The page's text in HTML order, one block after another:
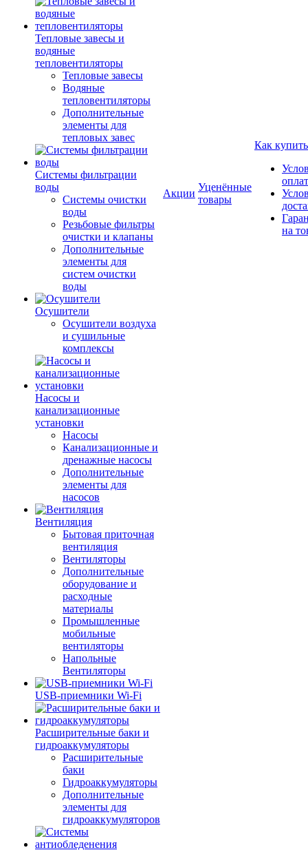
Тепловые завесы и
водяные
тепловентиляторы
Тепловые завесы
Водяные
тепловентиляторы
Дополнительные
элементы для
тепловых завес
Системы фильтрации
воды
Системы очистки
воды
Резьбовые фильтры
очистки и клапаны
Дополнительные
элементы для
систем очистки
воды
Осушители
Осушители воздуха
и сушильные
комплексы
Насосы и
канализационные
установки
Насосы
Канализационные и
дренажные насосы
Дополнительные
элементы для
насосов
Вентиляция
Бытовая приточная
вентиляция
Вентиляторы
Дополнительные
оборудование и
расходные
материалы
Промышленные
мобильные
вентиляторы
Напольные
Вентиляторы
USB-приемники Wi-Fi
Расширительные баки и
гидроаккумуляторы
Расширительные
баки
Гидроаккумуляторы
Дополнительные
элементы для
гидроаккумуляторов
Акции
Уценённые
товары
Как купить
на